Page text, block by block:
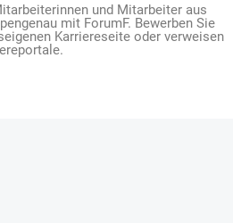
und Mitarbeiter aus
mit ForumF. Bewerben Sie
Karriereseite oder verweisen